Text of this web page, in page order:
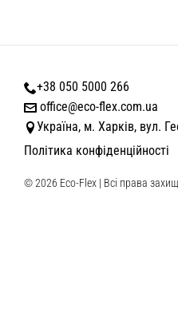
+38 050 5000 266
office@eco-flex.com.ua
Україна, м. Харків, вул.
Політика конфіденційності
© 2026 Eco-Flex | Всі права